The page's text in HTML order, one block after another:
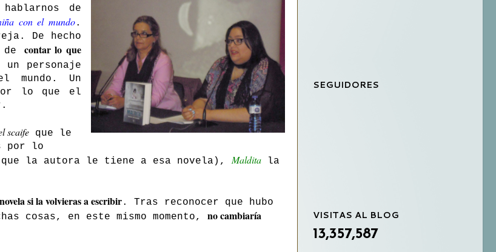
de
con el mundo.
De hecho
de contar lo que
personaje
mundo. Un
lo que el
scaife que le
por lo
que la autora le tiene a esa novela),Maldita la
si la volvieras a escribir. Tras reconocer que hubo
cosas, en este mismo momento, no cambiaría
SEGUIDORES
VISITAS AL BLOG
13,357,587